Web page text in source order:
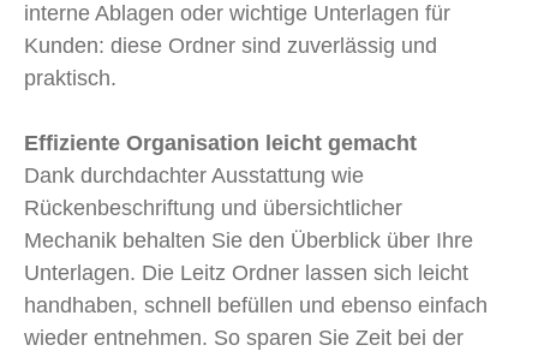
interne Ablagen oder wichtige Unterlagen für
Kunden: diese Ordner sind zuverlässig und
praktisch.
Effiziente Organisation leicht gemacht
Dank durchdachter Ausstattung wie
Rückenbeschriftung und übersichtlicher
Mechanik behalten Sie den Überblick über Ihre
Unterlagen. Die Leitz Ordner lassen sich leicht
handhaben, schnell befüllen und ebenso einfach
wieder entnehmen. So sparen Sie Zeit bei der